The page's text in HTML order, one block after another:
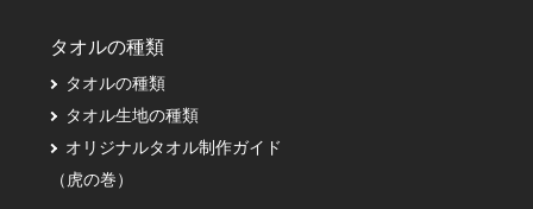
タオルの種類
タオルの種類
タオル生地の種類
オリジナルタオル制作ガイド
（虎の巻）